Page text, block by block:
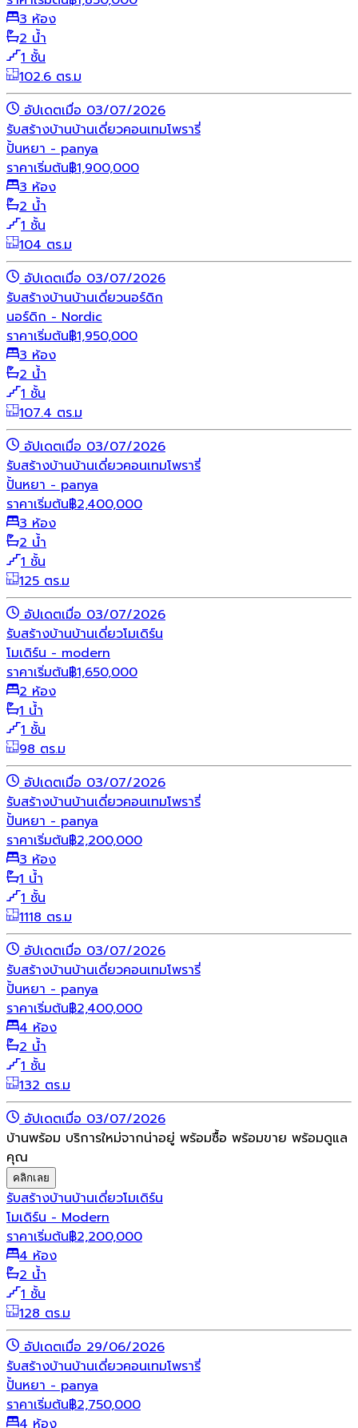
3 ห้อง
2 น้ำ
1 ชั้น
102.6 ตร.ม
อัปเดตเมื่อ 03/07/2026
รับสร้างบ้านบ้านเดี่ยวคอนเทมโพรารี่
ปั้นหยา - panya
ราคาเริ่มต้น฿1,900,000
3 ห้อง
2 น้ำ
1 ชั้น
104 ตร.ม
อัปเดตเมื่อ 03/07/2026
รับสร้างบ้านบ้านเดี่ยวนอร์ดิก
นอร์ดิก - Nordic
ราคาเริ่มต้น฿1,950,000
3 ห้อง
2 น้ำ
1 ชั้น
107.4 ตร.ม
อัปเดตเมื่อ 03/07/2026
รับสร้างบ้านบ้านเดี่ยวคอนเทมโพรารี่
ปั้นหยา - panya
ราคาเริ่มต้น฿2,400,000
3 ห้อง
2 น้ำ
1 ชั้น
125 ตร.ม
อัปเดตเมื่อ 03/07/2026
รับสร้างบ้านบ้านเดี่ยวโมเดิร์น
โมเดิร์น - modern
ราคาเริ่มต้น฿1,650,000
2 ห้อง
1 น้ำ
1 ชั้น
98 ตร.ม
อัปเดตเมื่อ 03/07/2026
รับสร้างบ้านบ้านเดี่ยวคอนเทมโพรารี่
ปั้นหยา - panya
ราคาเริ่มต้น฿2,200,000
3 ห้อง
1 น้ำ
1 ชั้น
1118 ตร.ม
อัปเดตเมื่อ 03/07/2026
รับสร้างบ้านบ้านเดี่ยวคอนเทมโพรารี่
ปั้นหยา - panya
ราคาเริ่มต้น฿2,400,000
4 ห้อง
2 น้ำ
1 ชั้น
132 ตร.ม
อัปเดตเมื่อ 03/07/2026
บ้านพร้อม บริการใหม่จากน่าอยู่ พร้อมซื้อ พร้อมขาย พร้อมดูแล
คุณ
คลิกเลย
รับสร้างบ้านบ้านเดี่ยวโมเดิร์น
โมเดิร์น - Modern
ราคาเริ่มต้น฿2,200,000
4 ห้อง
2 น้ำ
1 ชั้น
128 ตร.ม
อัปเดตเมื่อ 29/06/2026
รับสร้างบ้านบ้านเดี่ยวคอนเทมโพรารี่
ปั้นหยา - panya
ราคาเริ่มต้น฿2,750,000